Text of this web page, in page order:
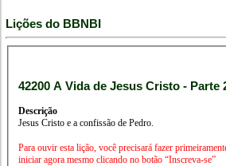
Lições do BBNBI
42200 A Vida de Jesus Cristo - Parte
Descrição
Jesus Cristo e a confissão de Pedro.
Para ouvir esta lição, você precisará fazer
iniciar agora mesmo clicando no botão “Inscreva-se”